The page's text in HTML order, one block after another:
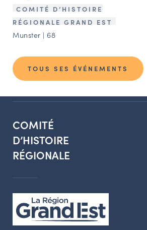
COMITÉ D’HISTOIRE
RÉGIONALE GRAND EST
Munster | 68
TOUS SES ÉVÉNEMENTS
COMITÉ
D’HISTOIRE
RÉGIONALE